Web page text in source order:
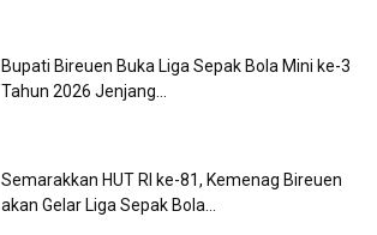
Bupati Bireuen Buka Liga Sepak Bola Mini ke-3
Tahun 2026 Jenjang...
Semarakkan HUT RI ke-81, Kemenag Bireuen
akan Gelar Liga Sepak Bola...